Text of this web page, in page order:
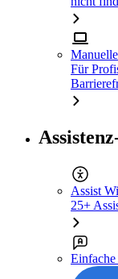
Für
Assist
25+
Einfache